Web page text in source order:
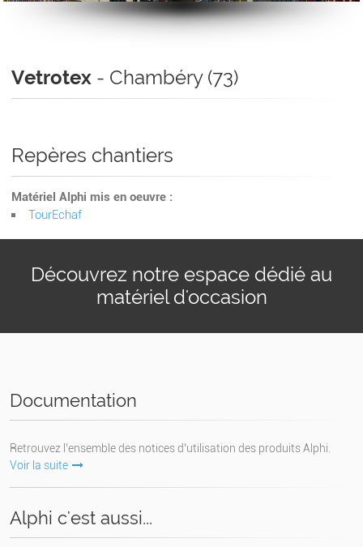
Vetrotex - Chambéry (73)
Repères chantiers
Matériel Alphi mis en oeuvre :
TourEchaf
Découvrez notre espace dédié au
matériel d'occasion
Documentation
Retrouvez l’ensemble des notices d’utilisation des produits Alphi.
Voir la suite
Alphi c'est aussi...